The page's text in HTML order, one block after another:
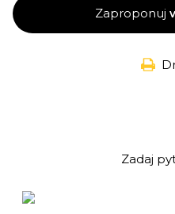
Zaproponuj
Zadaj